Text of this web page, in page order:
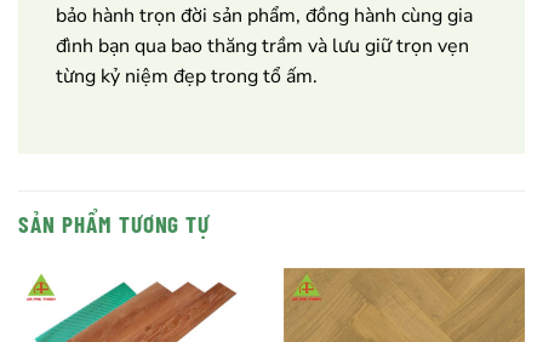
bảo hành trọn đời sản phẩm, đồng hành cùng gia
đình bạn qua bao thăng trầm và lưu giữ trọn vẹn
từng kỷ niệm đẹp trong tổ ấm.
SẢN PHẨM TƯƠNG TỰ